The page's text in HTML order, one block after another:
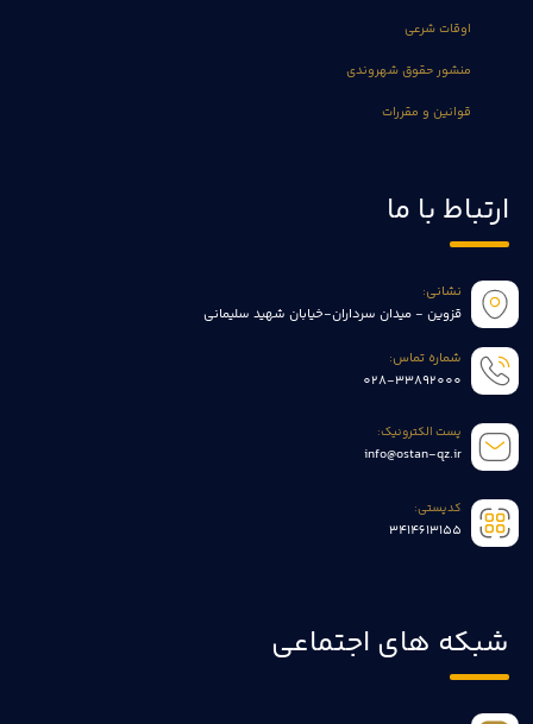
اوقات شرعی
منشور حقوق شهروندی
قوانین و مقررات
ارتباط با ما
نشانی:
قزوین - میدان سرداران-خیابان شهید سلیمانی
شماره تماس:
028-33892000
پست الکترونیک:
info@ostan-qz.ir
کدپستی:
3414613155
شبکه های اجتماعی